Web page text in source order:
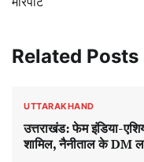
Related Posts
UTTARAKHAND
उत्तराखंड: फेम इंडिया-
शामिल, नैनीताल के DM